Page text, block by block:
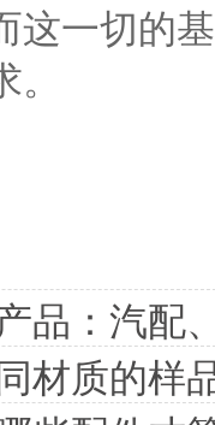
这一切的
品：汽配
材质的样